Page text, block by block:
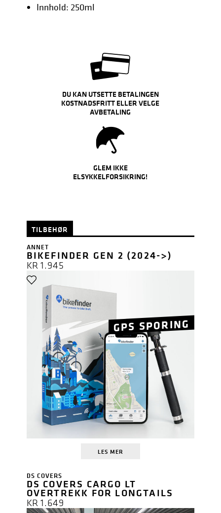
Innhold: 250ml
DU KAN UTSETTE BETALINGEN
KOSTNADSFRITT ELLER VELGE
AVBETALING
GLEM IKKE
ELSYKKELFORSIKRING!
TILBEHØR
GPS SPORING
ANNET
BIKEFINDER GEN 2 (2024->)
KR 1.945
LES MER
DS COVERS
DS COVERS CARGO LT
OVERTREKK FOR LONGTAILS
KR1.649